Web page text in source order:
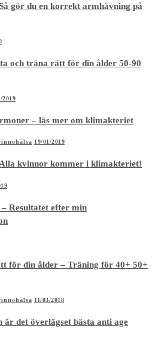
gör du en korrekt armhävning på
och träna rätt för din ålder 50-90
2019
– läs mer om klimakteriet
19/01/2019
kvinnor kommer i klimakteriet!
Resultatet efter min
för din ålder – Träning för 40+ 50+
11/03/2018
är det överlägset bästa anti age